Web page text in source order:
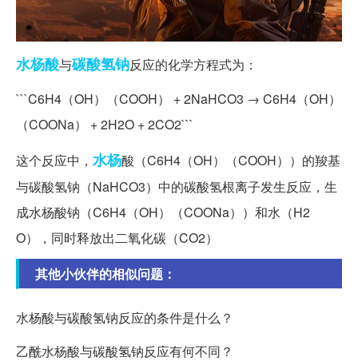
水杨酸与碳酸氢钠反应的化学方程式为：
```C6H4（OH）（COOH） + 2NaHCO3 → C6H4（OH）
（COONa） + 2H2O + 2CO2```
这个反应中， 水杨酸（C6H4（OH）（COOH））的羧基
与碳酸氢钠（NaHCO3）中的碳酸氢根离子发生反应，生
成水杨酸钠（C6H4（OH）（COONa））和水（H2
O），同时释放出二氧化碳（CO2）
其他小伙伴的相似问题：
水杨酸与碳酸氢钠反应的条件是什么？
乙酰水杨酸与碳酸氢钠反应有何不同？